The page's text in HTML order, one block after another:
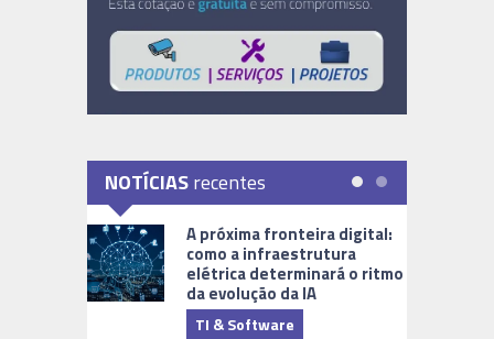
NOTÍCIASrecentes
A próxima fronteira digital:
como a infraestrutura
elétrica determinará o ritmo
da evolução da IA
TI & Software